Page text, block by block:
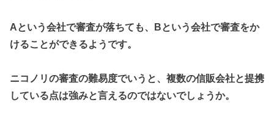
Aという会社で審査が落ちても、Bという会社で審査をか
けることができるようです。
ニコノリの審査の難易度でいうと、複数の信販会社と提携
している点は強みと言えるのではないでしょうか。